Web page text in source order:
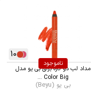
10
ناموجود
مداد لب دو کاره براق بی یو مدل
Color Big ...
بی یو (Beyu)